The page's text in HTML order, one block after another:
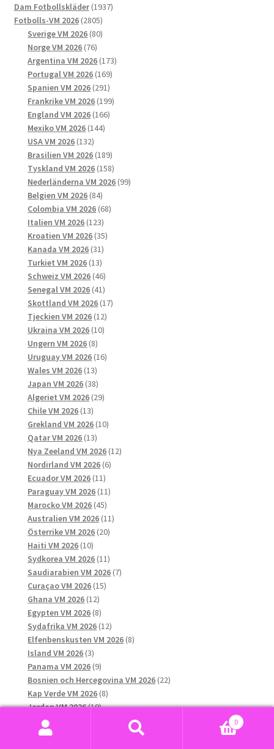
produkter
Dam Fotbollskläder 19371937
Fotbolls-VM 2026 28052805
produkter
Sverige VM 2026 8080
Norge VM 2026 7676
produkter
Argentina VM 2026 173173
Portugal VM 2026 169169
Spanien VM 2026 291291
produkter
Frankrike VM 2026 199199
England VM 2026 166166
Mexiko VM 2026 144144
USA VM 2026 132132
produkter
Brasilien VM 2026 189189
produkter
Tyskland VM 2026 158158
produkter
Nederländerna VM 2026 9999
Belgien VM 2026 8484
produkter
Colombia VM 2026 6868
Italien VM 2026 123123
produkter
Kroatien VM 2026 3535
Kanada VM 2026 3131
produkter
Turkiet VM 2026 1313
produkter
Schweiz VM 2026 4646
produkter
Senegal VM 2026 4141
produkter
Skottland VM 2026 1717
Tjeckien VM 2026 1212
Ukraina VM 2026 1010
Ungern VM 2026 88
produkter
Uruguay VM 2026 1616
Wales VM 2026 1313
produkter
Japan VM 2026 3838
produkter
Algeriet VM 2026 2929
Chile VM 2026 1313
produkter
Grekland VM 2026 1010
Qatar VM 2026 1313
produkter
Nya Zeeland VM 2026 1212
Nordirland VM 2026 66
Ecuador VM 2026 1111
produkter
Paraguay VM 2026 1111
Marocko VM 2026 4545
produkter
Australien VM 2026 1111
Österrike VM 2026 2020
Haiti VM 2026 1010
produkter
Sydkorea VM 2026 1111
produkter
Saudiarabien VM 2026 77
Curaçao VM 2026 1515
Ghana VM 2026 1212
produkter
Egypten VM 2026 88
produkter
Sydafrika VM 2026 1212
produkter
Elfenbenskusten VM 2026 88
Island VM 2026 33
produkter
Panama VM 2026 99
produkter
Bosnien och Hercegovina VM 2026 2222
Kap Verde VM 2026 88
produkter
Jordan VM 2026 1919
produkter
Iran VM 2026
Tunisien VM 2026
0